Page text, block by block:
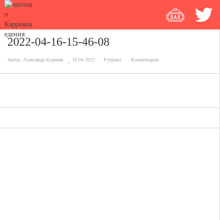
2022-04-16-15-46-08
Автор: Александр Коренев 16.04.2022 Рубрика: Комментарии